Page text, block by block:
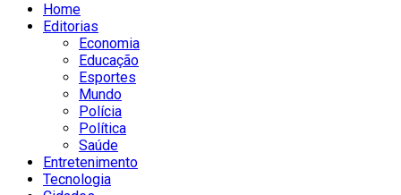
Home
Editorias
Economia
Educação
Esportes
Mundo
Polícia
Política
Saúde
Entretenimento
Tecnologia